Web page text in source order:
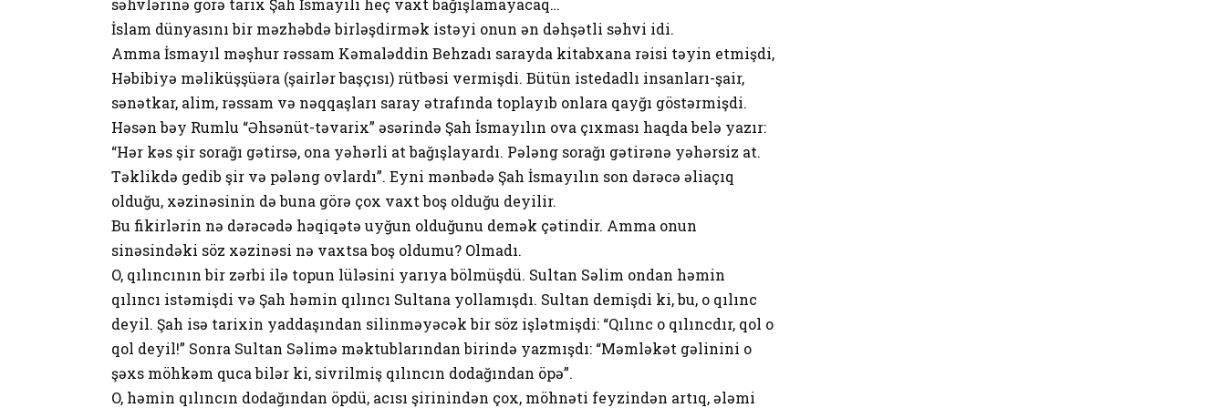
səhvlərinə görə tarix Şah İsmayılı heç vaxt bağışlamayacaq…
İslam dünyasını bir məzhəbdə birləşdirmək istəyi onun ən dəhşətli səhvi idi.
Amma İsmayıl məşhur rəssam Kəmaləddin Behzadı sarayda kitabxana rəisi təyin etmişdi,
Həbibiyə məliküşşüəra (şairlər başçısı) rütbəsi vermişdi. Bütün istedadlı insanları-şair,
sənətkar, alim, rəssam və nəqqaşları saray ətrafında toplayıb onlara qayğı göstərmişdi.
Həsən bəy Rumlu “Əhsənüt-təvarix” əsərində Şah İsmayılın ova çıxması haqda belə yazır:
“Hər kəs şir sorağı gətirsə, ona yəhərli at bağışlayardı. Pələng sorağı gətirənə yəhərsiz at.
Təklikdə gedib şir və pələng ovlardı”. Eyni mənbədə Şah İsmayılın son dərəcə əliaçıq
olduğu, xəzinəsinin də buna görə çox vaxt boş olduğu deyilir.
Bu fikirlərin nə dərəcədə həqiqətə uyğun olduğunu demək çətindir. Amma onun
sinəsindəki söz xəzinəsi nə vaxtsa boş oldumu? Olmadı.
O, qılıncının bir zərbi ilə topun lüləsini yarıya bölmüşdü. Sultan Səlim ondan həmin
qılıncı istəmişdi və Şah həmin qılıncı Sultana yollamışdı. Sultan demişdi ki, bu, o qılınc
deyil. Şah isə tarixin yaddaşından silinməyəcək bir söz işlətmişdi: “Qılınc o qılıncdır, qol o
qol deyil!” Sonra Sultan Səlimə məktublarından birində yazmışdı: “Məmləkət gəlinini o
şəxs möhkəm quca bilər ki, sivrilmiş qılıncın dodağından öpə”.
O, həmin qılıncın dodağından öpdü, acısı şirinindən çox, möhnəti feyzindən artıq, ələmi